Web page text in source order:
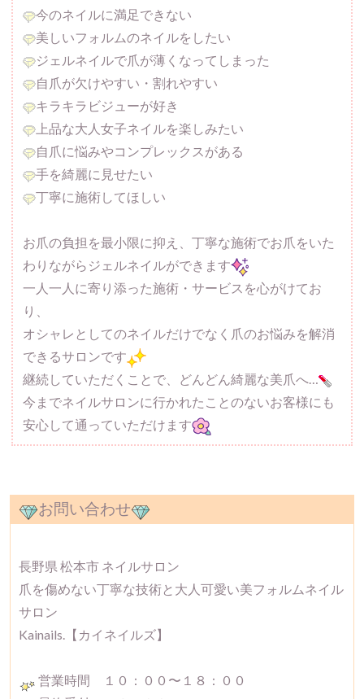
今のネイルに満足できない
美しいフォルムのネイルをしたい
ジェルネイルで爪が薄くなってしまった
自爪が欠けやすい・割れやすい
キラキラビジューが好き
上品な大人女子ネイルを楽しみたい
自爪に悩みやコンプレックスがある
手を綺麗に見せたい
丁寧に施術してほしい
お爪の負担を最小限に抑え、丁寧な施術でお爪をいた
わりながらジェルネイルができます
一人一人に寄り添った施術・サービスを心がけてお
り、
オシャレとしてのネイルだけでなく爪のお悩みを解消
できるサロンです
継続していただくことで、どんどん綺麗な美爪へ…
今までネイルサロンに行かれたことのないお客様にも
安心して通っていただけます
お問い合わせ
長野県 松本市 ネイルサロン
爪を傷めない丁寧な技術と大人可愛い美フォルムネイル
サロン
Kainails.【カイネイルズ】
営業時間 １０：００〜１８：００